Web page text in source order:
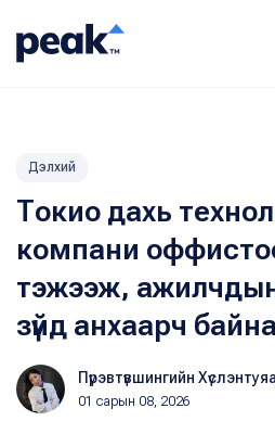
Дэлхий
Токио дахь
компани
тэжээж,
зүйд анхаарч байна
Пүрэвтүвшингийн Хүслэнтуяа
01 сарын 08, 2026